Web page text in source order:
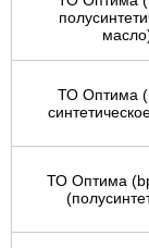
ТО Оптима
ТО Оптима